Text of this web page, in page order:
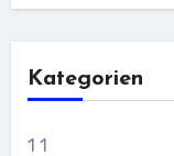
Kategorien
1 1